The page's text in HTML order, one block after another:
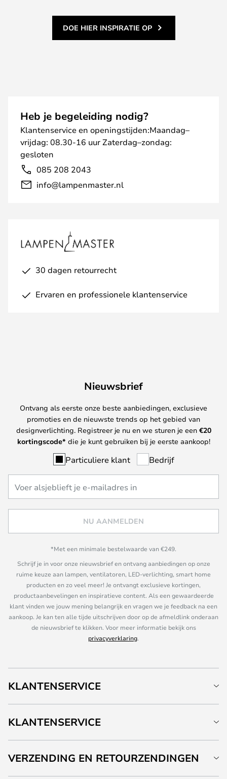
DOE HIER INSPIRATIE OP
Heb je begeleiding nodig?
Klantenservice en openingstijden:Maandag–
vrijdag: 08.30-16 uur Zaterdag–zondag:
gesloten
085 208 2043
info@lampenmaster.nl
30 dagen retourrecht
Ervaren en professionele klantenservice
Nieuwsbrief
Ontvang als eerste onze beste aanbiedingen, exclusieve
promoties en de nieuwste trends op het gebied van
designverlichting. Registreer je nu en we sturen je een €20
kortingscode* die je kunt gebruiken bij je eerste aankoop!
Particuliere klant Bedrijf
NU AANMELDEN
*Met een minimale bestelwaarde van €249.
Schrijf je in voor onze nieuwsbrief en ontvang aanbiedingen op onze
ruime keuze aan lampen, ventilatoren, LED-verlichting, smart home
producten en zo veel meer! Je ontvangt exclusieve kortingen,
productaanbevelingen en inspiratieve content. Als een gewaardeerde
klant vinden we jouw mening belangrijk en vragen we je feedback na een
aankoop. Je kan ten alle tijde uitschrijven door op de afmeldlink onderaan
de nieuwsbrief te klikken. Voor meer informatie bekijk ons
privacyverklaring.
KLANTENSERVICE
KLANTENSERVICE
VERZENDING EN RETOURZENDINGEN